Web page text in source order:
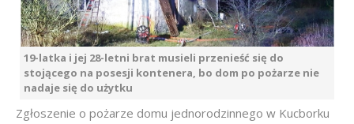
19-latka i jej 28-letni brat musieli przenieść się do
stojącego na posesji kontenera, bo dom po pożarze nie
nadaje się do użytku
Zgłoszenie o pożarze domu jednorodzinnego w Kucborku